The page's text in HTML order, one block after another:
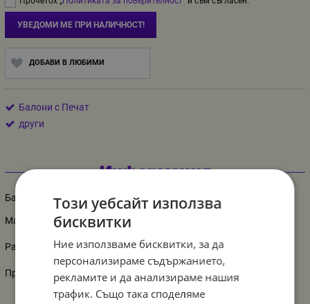
УВЕДОМИ МЕ ПРИ НАЛИЧНОСТ!
ДОБАВИ В ЛЮБИМИ
Балони с Печат
други
Информация
Балони Честит рожден ден - разноцветни микс, 10 броя
Материал: латекс - едностранен печат
Размер - диаметър в сантиметри: 26 см.
Производител: Gemar
Този уебсайт използва
бисквитки
Ние използваме бисквитки, за да
персонализираме съдържанието,
рекламите и да анализираме нашия
трафик. Също така споделяме